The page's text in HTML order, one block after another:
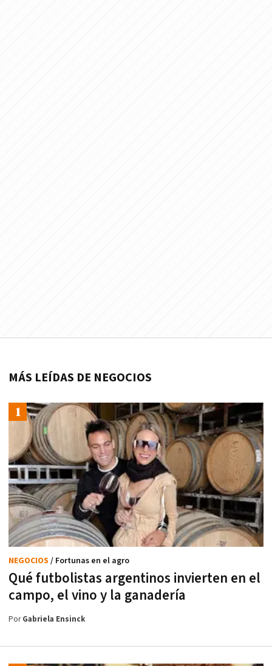
MÁS LEÍDAS DE NEGOCIOS
Qué futbolistas argentinos invierten en el
campo, el vino y la ganadería
NEGOCIOS / Fortunas en el agro
PorGabriela Ensinck